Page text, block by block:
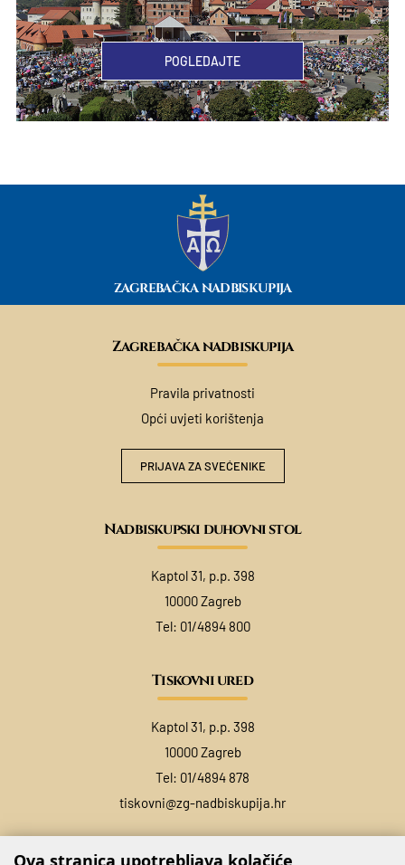
POGLEDAJTE
ZAGREBAČKA NADBISKUPIJA
Zagrebačka nadbiskupija
Pravila privatnosti
Opći uvjeti korištenja
PRIJAVA ZA SVEĆENIKE
Nadbiskupski duhovni stol
Kaptol 31, p.p. 398
10000 Zagreb
Tel: 01/4894 800
Tiskovni ured
Kaptol 31, p.p. 398
10000 Zagreb
Tel: 01/4894 878
tiskovni@zg-nadbiskupija.hr
Ova stranica upotrebljava kolačiće